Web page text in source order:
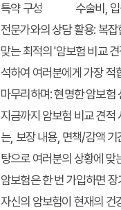
특약 구성
수술비,
전문가와의 상담 활용: 복
맞는 최적의 '암보험 비교
석하여 여러분에게 가장 적
마무리하며: 현명한 암보험
지금까지 암보험 비교 견적
는, 보장 내용, 면책/감액
탕으로 여러분의 상황에 맞
암보험은 한 번 가입하면
자신의 암보험이 현재의 건